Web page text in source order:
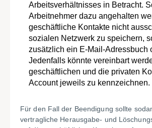
Arbeitsverhältnisses in Betracht.
Arbeitnehmer dazu angehalten
geschäftliche Kontakte nicht
sozialen Netzwerk zu speichern,
zusätzlich ein E-Mail-Adressbuch
Jedenfalls könnte vereinbart
geschäftlichen und die privaten
Account jeweils zu kennzeichnen.
Für den Fall der Beendigung sollte
vertragliche Herausgabe- und